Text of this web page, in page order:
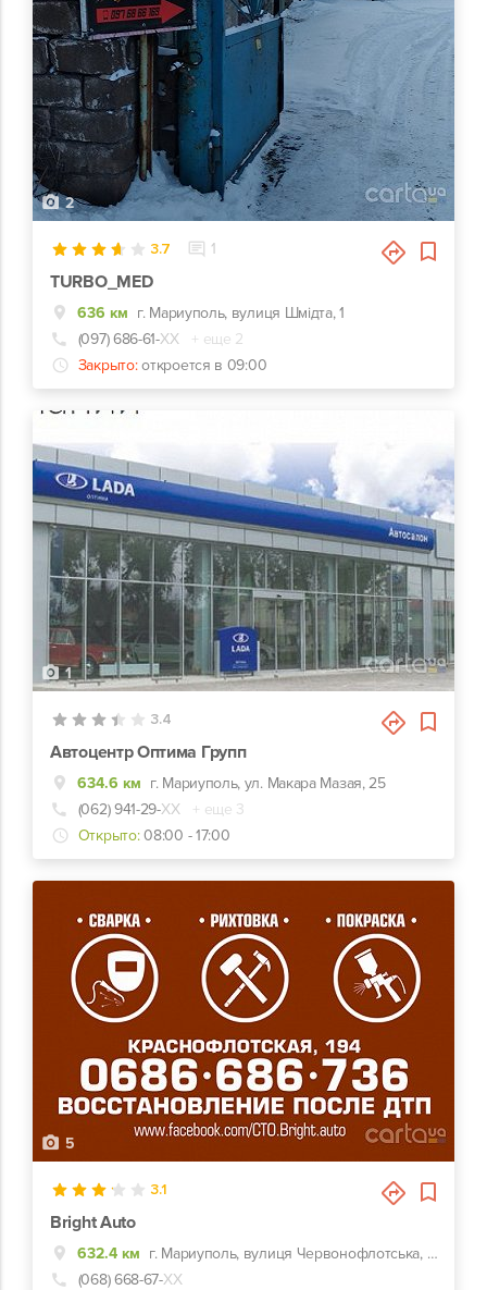
2
3.7 1
TURBO_MED
636 км г. Мариуполь, вулиця Шмідта, 1
(097) 686-61-ХХ
+ еще 2
Закрыто: откроется в 09:00
1
3.4
Автоцентр Оптима Групп
634.6 км г. Мариуполь, ул. Макара Мазая, 25
(062) 941-29-ХХ
+ еще 3
Открыто: 08:00 - 17:00
5
3.1
Bright Auto
632.4 км
г. Мариуполь, вулиця Червонофлотська, 194
(068) 668-67-ХХ